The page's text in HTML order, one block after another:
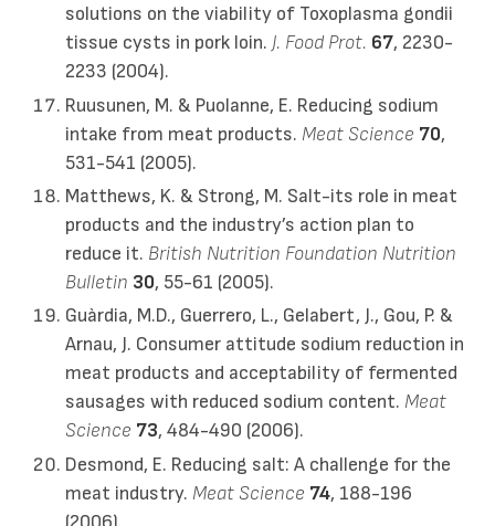
solutions on the viability of Toxoplasma gondii
tissue cysts in pork loin. J. Food Prot. 67, 2230-
2233 (2004).
Ruusunen, M. & Puolanne, E. Reducing sodium
intake from meat products. Meat Science 70,
531-541 (2005).
Matthews, K. & Strong, M. Salt-its role in meat
products and the industry’s action plan to
reduce it. British Nutrition Foundation Nutrition
Bulletin 30, 55-61 (2005).
Guàrdia, M.D., Guerrero, L., Gelabert, J., Gou, P. &
Arnau, J. Consumer attitude sodium reduction in
meat products and acceptability of fermented
sausages with reduced sodium content. Meat
Science 73, 484-490 (2006).
Desmond, E. Reducing salt: A challenge for the
meat industry. Meat Science 74, 188-196